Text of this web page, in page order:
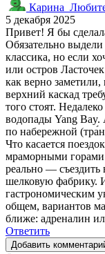
5 декабря 2025
Привет! Я бы
Обязательно
классика, но если
или остров
как верно
верхний каскад
того стоят.
водопады Yang Bay.
по набережной
Что касается
мраморными
реально —
шелковую фабрику.
гастрономическим
общем, вариантов
ближе: адреналин
Ответить
Добавить